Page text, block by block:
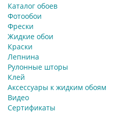
Каталог обоев
Фотообои
Фрески
Жидкие обои
Краски
Лепнина
Рулонные шторы
Клей
Аксессуары к жидким обоям
Видео
Сертификаты